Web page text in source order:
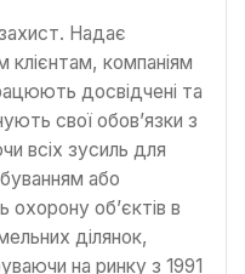
Надає
клієнтам, компаніям
досвідчені та
свої обов’язки з
всіх зусиль для
або
об’єктів в
ділянок,
на ринку з 1991